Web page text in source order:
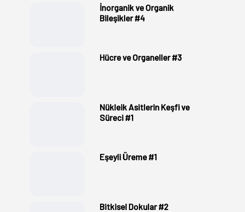
İnorganik ve Organik
Bileşikler #4
Hücre ve Organeller #3
Nükleik Asitlerin Keşfi ve
Süreci #1
Eşeyli Üreme #1
Bitkisel Dokular #2